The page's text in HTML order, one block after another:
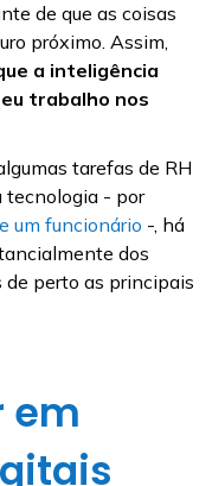
de que as coisas
próximo. Assim,
a inteligência
trabalho nos
tarefas de RH
tecnologia - por
um funcionário -, há
dos
de perto as principais
em